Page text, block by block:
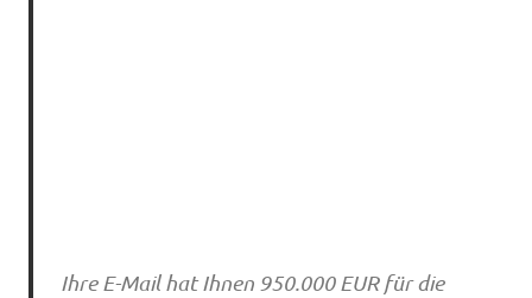
Ihre E-Mail hat Ihnen 950.000 EUR für die